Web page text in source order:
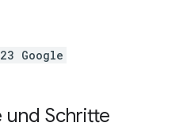
Google
und Schritte